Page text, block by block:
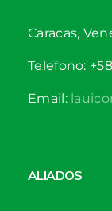
Caracas,
Telefono:
Email:
ALIADOS